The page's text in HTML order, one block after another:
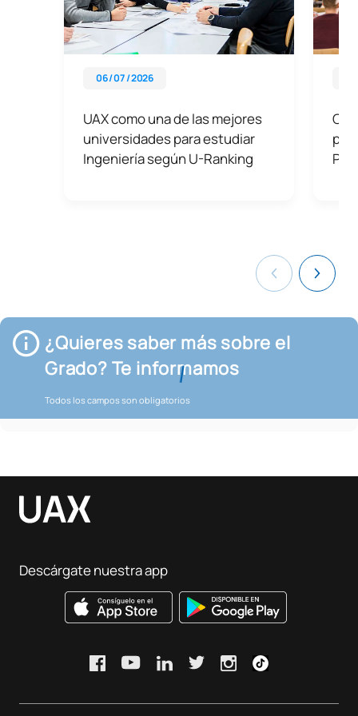
06 / 07 / 2026
UAX como una de las mejores
universidades para estudiar
Ingeniería según U-Ranking
PAU
¿Quieres saber más sobre el
Grado? Te informamos
Todos los campos son obligatorios
Descárgate nuestra app